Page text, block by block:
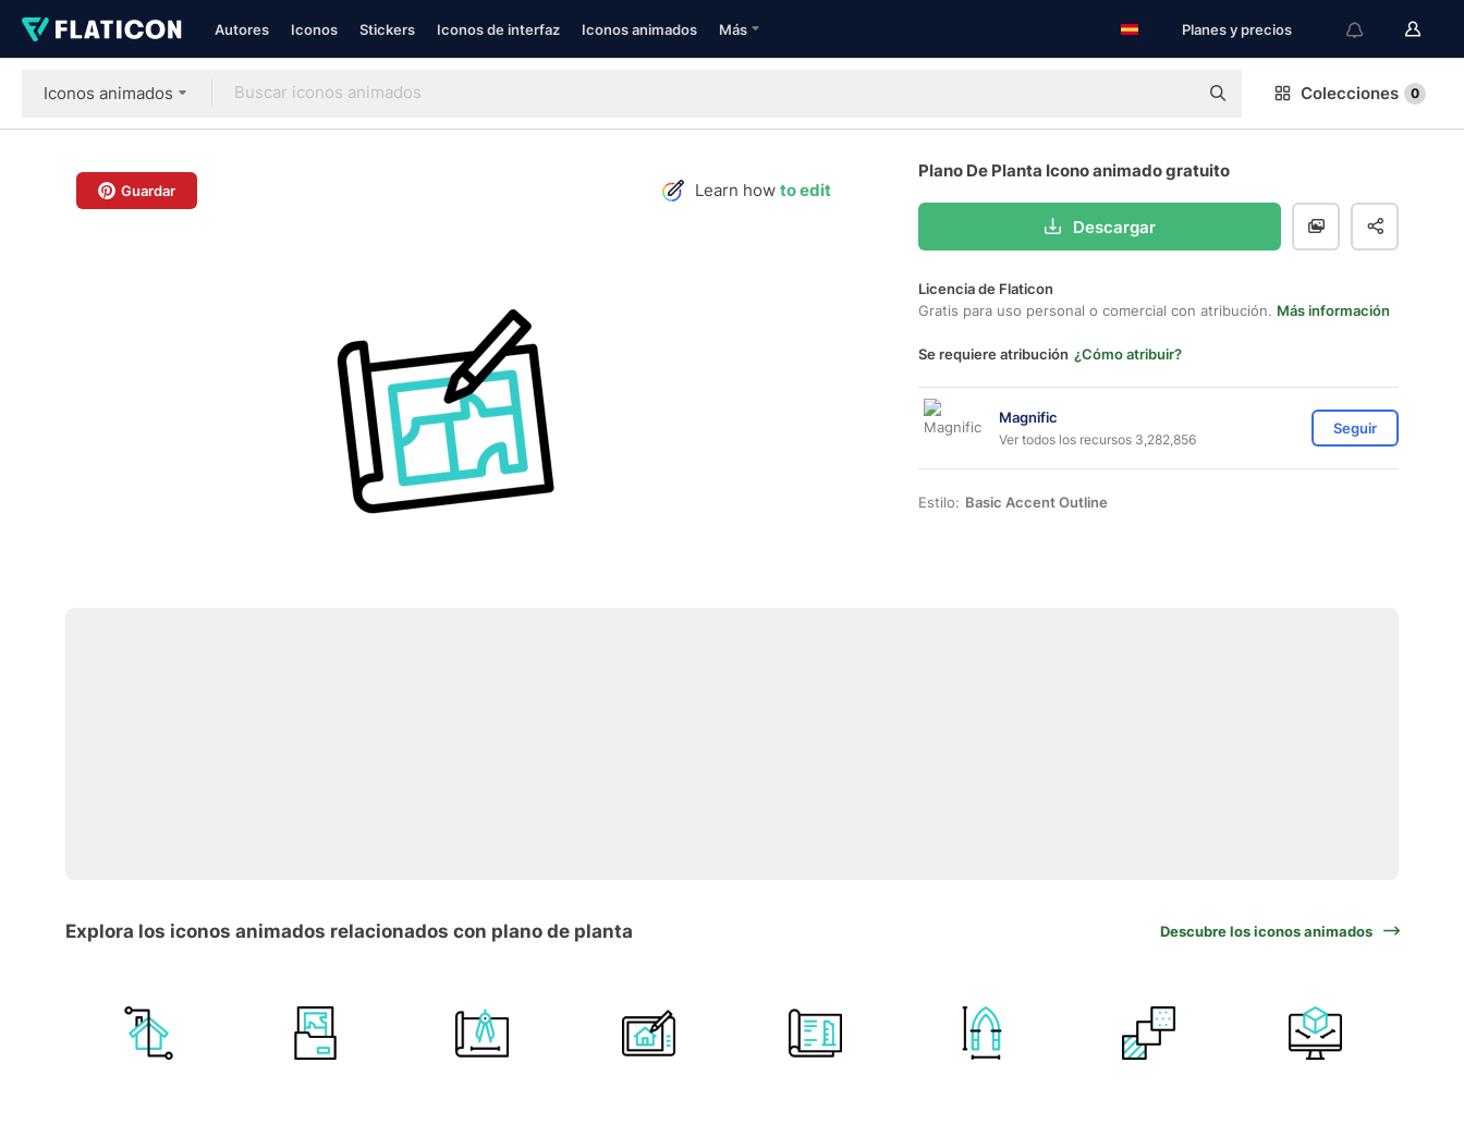
Autores Iconos Stickers Iconos de interfaz Iconos animados Más Planes y precios
Iconos animados Colecciones 0
Guardar Learn how to edit
Plano De Planta Icono animado gratuito
Descargar
Licencia de Flaticon
Gratis para uso personal o comercial con atribución. Más información
Se requiere atribución ¿Cómo atribuir?
Magnific
Ver todos los recursos 3,282,856
Seguir
Estilo: Basic Accent Outline
Explora los iconos animados relacionados con plano de planta Descubre los iconos animados